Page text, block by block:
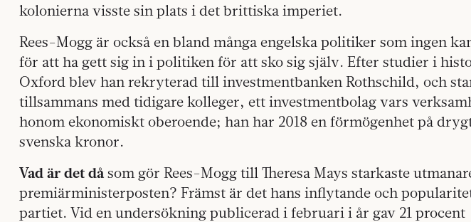
kolonierna visste sin plats i det brittiska imperiet.
Rees-Mogg är också en bland många engelska politiker som ingen
för att ha gett sig in i politiken för att sko sig själv. Efter studier i
Oxford blev han rekryterad till investmentbanken Rothschild, och
tillsammans med tidigare kolleger, ett investmentbolag vars
honom ekonomiskt oberoende; han har 2018 en förmögenhet på
svenska kronor.
Vad är det då som gör Rees-Mogg till Theresa Mays starkaste
premiärministerposten? Främst är det hans inflytande och
partiet. Vid en undersökning publicerad i februari i år gav 21 procent